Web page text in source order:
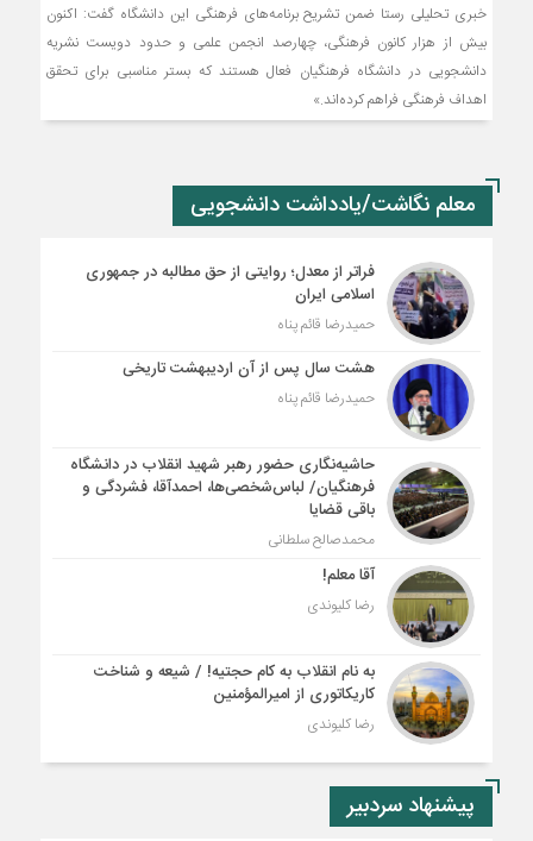
خبری تحلیلی رستا ضمن تشریح برنامه‌های فرهنگی این دانشگاه گفت: اکنون
بیش از هزار کانون فرهنگی، چهارصد انجمن علمی و حدود دویست نشریه
دانشجویی در دانشگاه فرهنگیان فعال هستند که بستر مناسبی برای تحقق
اهداف فرهنگی فراهم کرده‌اند.»
معلم نگاشت/یادداشت دانشجویی
فراتر از معدل؛ روایتی از حق مطالبه در جمهوری
اسلامی ایران
حمیدرضا قائم پناه
هشت سال پس از آن اردیبهشت تاریخی
حمیدرضا قائم پناه
حاشیه‌نگاری حضور رهبر شهید انقلاب در دانشگاه
فرهنگیان/ لباس‌شخصی‌ها، احمدآقا، فشردگی و
باقی قضایا
محمدصالح سلطانی
آقا معلم!
رضا کلیوندی
به نام انقلاب به کام حجتیه! / شیعه و شناخت
کاریکاتوری از امیرالمؤمنین
رضا کلیوندی
پیشنهاد سردبیر